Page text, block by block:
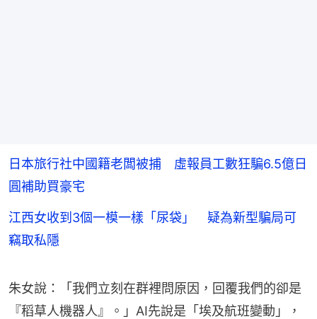
日本旅行社中國籍老闆被捕 虛報員工數狂騙6.5億日
圓補助買豪宅
江西女收到3個一模一樣「尿袋」 疑為新型騙局可
竊取私隱
朱女說：「我們立刻在群裡問原因，回覆我們的卻是
『稻草人機器人』。」AI先說是「埃及航班變動」，